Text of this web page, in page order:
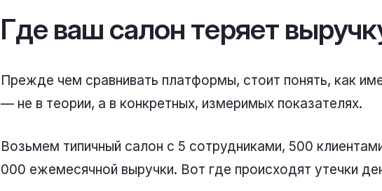
Где ваш салон теряет
Прежде чем сравнивать платформы, стоит понять, как
— не в теории, а в конкретных, измеримых показателях.
Возьмем типичный салон с 5 сотрудниками, 500
000 ежемесячной выручки. Вот где происходят утечки